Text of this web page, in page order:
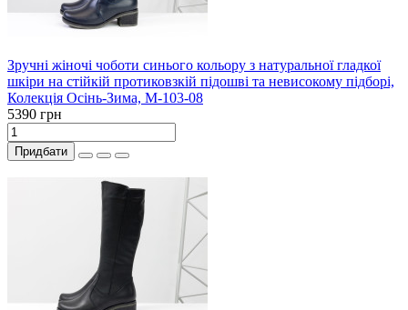
Зручні жіночі чоботи синього кольору з натуральної гладкої
шкіри на стійкій протиковзкій підошві та невисокому підборі,
Колекція Осінь-Зима, М-103-08
5390 грн
Придбати